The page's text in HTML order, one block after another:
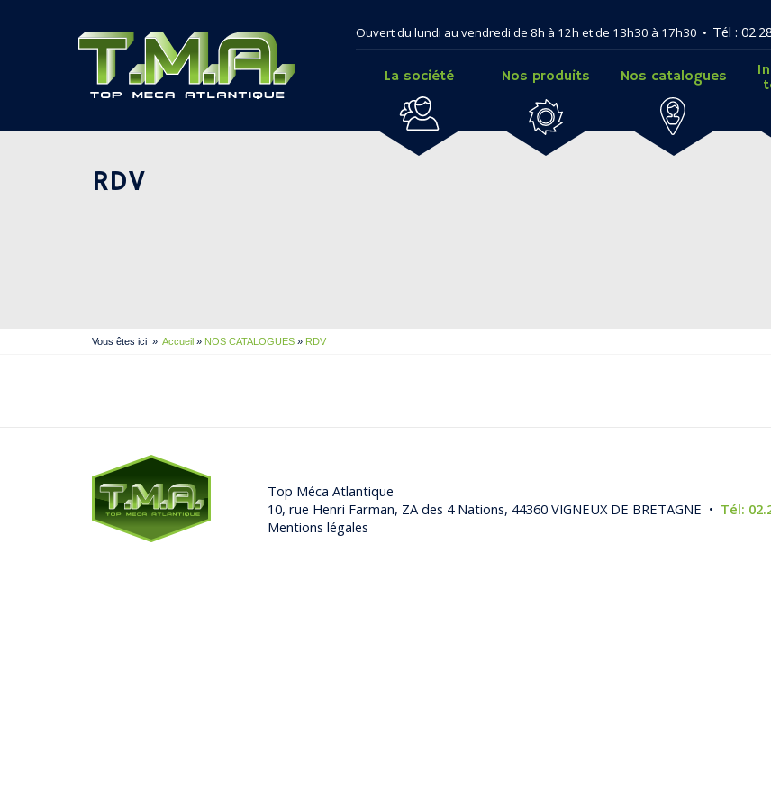
Ouvert du lundi au vendredi de 8h à 12h et de 13h30 à 17h30 • Tél :
La société Nos produits Nos catalogues
RDV
Vous êtes ici » Accueil » NOS CATALOGUES » RDV
Top Méca Atlantique
10, rue Henri Farman, ZA des 4 Nations, 44360 VIGNEUX DE BRETAGNE • Tél:
Mentions légales